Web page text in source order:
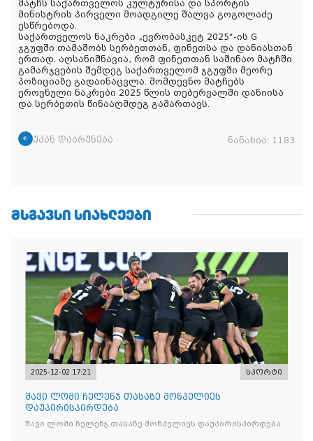
მატჩს საქართველოს კულტურისა და სპორტის
მინისტრის პირველი მოადგილე შალვა გოგოლაძე
ესწრებოდა.
საქართველოს ნაკრები „ევრობასკეტ 2025“-ის G
ჯგუფში თამაშობს სერბეთთან, ფინეთსა და დანიასთან
ერთად. აღსანიშნავია, რომ ფინეთთან საშინაო მატჩში
გამარჯვების შემდეგ საქართველომ ჯგუფში მეორე
პოზიციაზე გადაინაცვლა. მომდევნო მატჩებს
ეროვნული ნაკრები 2025 წლის თებერვალში დანიისა
და სერბეთის წინააღმდეგ გამართავს.
უკან დაბრუნება ნანახია: 1183
ᲛᲡᲒᲐᲕᲡᲘ ᲡᲘᲐᲮᲚᲔᲔᲑᲘ
2025-12-02 17:21 სპორტი
შავი ლომი ჩელენჯ თასაზე მონპელიეს
დაუპირისპირდება
შავი ლომი ჩელენჯ თასაზე მონპელიეს დაუპირისპირდება